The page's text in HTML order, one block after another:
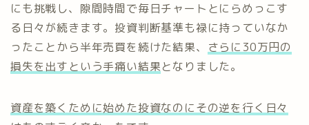
にも挑戦し、隙間時間で毎日チャートとにらめっこす
る日々が続きます。投資判断基準も禄に持っていなか
ったことから半年売買を続けた結果、
さらに30万円の
損失を出すという手痛い結果となりました。
資産を築くために始めた投資なのにその逆を行く日々